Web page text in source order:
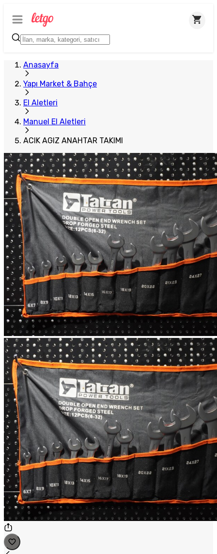
Anasayfa
Yapı Market & Bahçe
El Aletleri
Manuel El Aletleri
ACIK AGIZ ANAHTAR TAKIMI
Plus Satıcı